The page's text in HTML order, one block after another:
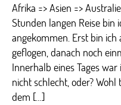
Afrika => Asien =>
Stunden langen Reise bin
angekommen. Erst bin
geflogen, danach noch
Innerhalb eines Tages
nicht schlecht, oder?
dem […]